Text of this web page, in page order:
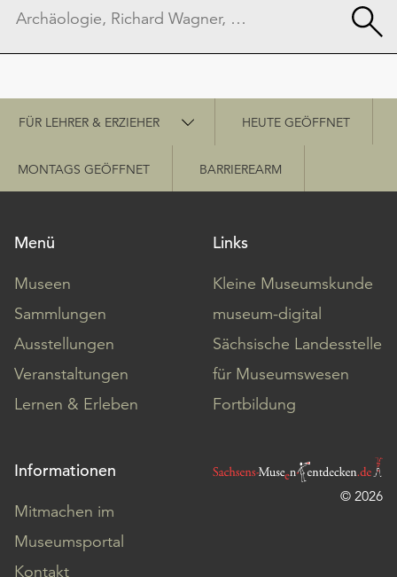
Schnellzugriff
FÜR LEHRER & ERZIEHER HEUTE GEÖFFNET
MONTAGS GEÖFFNET BARRIEREARM
Menü
Museen
Sammlungen
Ausstellungen
Veranstaltungen
Lernen & Erleben
Links
Kleine Museumskunde
museum-digital
Sächsische Landesstelle
für Museumswesen
Fortbildung
Informationen
Mitmachen im
Museumsportal
Kontakt
© 2026